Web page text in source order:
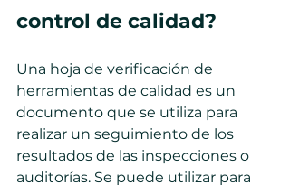
control de calidad?
Una hoja de verificación de
herramientas de calidad es un
documento que se utiliza para
realizar un seguimiento de los
resultados de las inspecciones o
auditorías. Se puede utilizar para